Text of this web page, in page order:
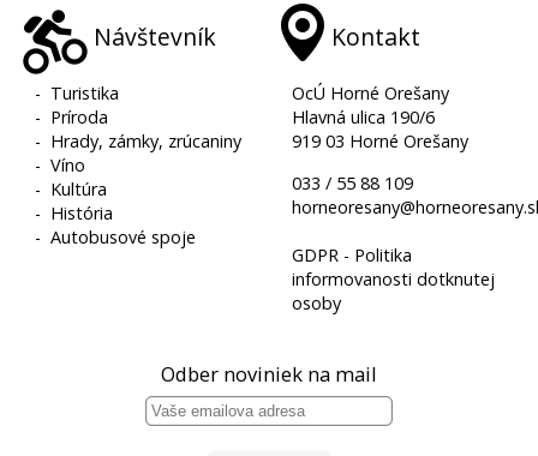
Návštevník
- Turistika
- Príroda
- Hrady, zámky, zrúcaniny
-Víno
- Kultúra
- História
-Autobusové spoje
Kontakt
OcÚ Horné Orešany
Hlavná ulica 190/6
919 03 Horné Orešany
033 / 55 88 109
GDPR - Politika
informovanosti dotknutej
osoby
Odber noviniek na mail